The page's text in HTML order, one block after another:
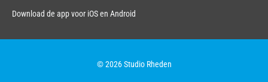
Download de app voor iOS en Android
© 2026 Studio Rheden